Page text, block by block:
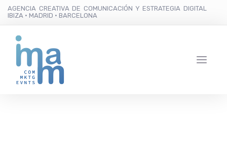
AGENCIA CREATIVA DE COMUNICACIÓN Y ESTRATEGIA DIGITAL
IBIZA · MADRID · BARCELONA